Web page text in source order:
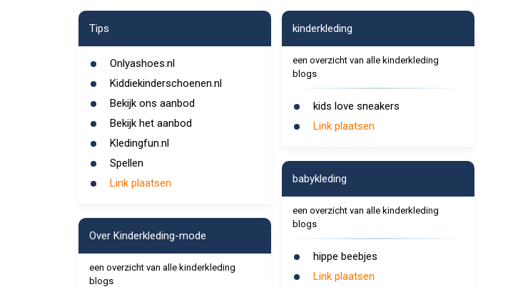
Tips
Onlyashoes.nl
Kiddiekinderschoenen.nl
Bekijk ons aanbod
Bekijk het aanbod
Kledingfun.nl
Spellen
Link plaatsen
Over Kinderkleding-mode
een overzicht van alle kinderkleding
blogs
kinderkleding
een overzicht van alle kinderkleding
blogs
kids love sneakers
Link plaatsen
babykleding
een overzicht van alle kinderkleding
blogs
hippe beebjes
Link plaatsen